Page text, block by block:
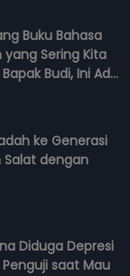
Buku Bahasa
Sering Kita
Budi, Ini Adik
ke Generasi
Salat dengan
Diduga Depresi
saat Mau